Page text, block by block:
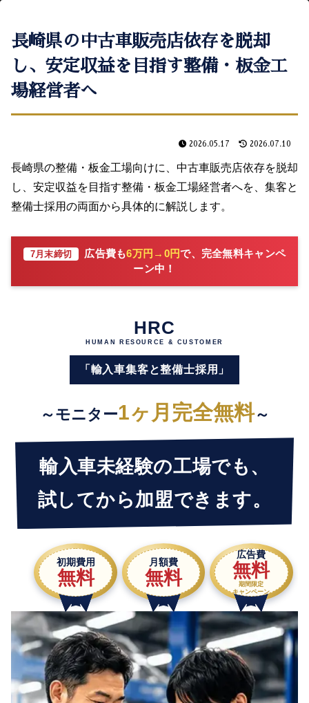
長崎県の中古車販売店依存を脱却
し、安定収益を目指す整備・板金工
場経営者へ
2026.05.17 2026.07.10
長崎県の整備・板金工場向けに、中古車販売店依存を脱却
し、安定収益を目指す整備・板金工場経営者へを、集客と
整備士採用の両面から具体的に解説します。
7月末締切 広告費も6万円→0円で、完全無料キャンペ
ーン中！
HRC
HUMAN RESOURCE & CUSTOMER
「輸入車集客と整備士採用」
～モニター1ヶ月完全無料～
輸入車未経験の工場でも、
試してから加盟できます。
初期費用
無料
月額費
無料
広告費
無料
期間限定
キャンペーン